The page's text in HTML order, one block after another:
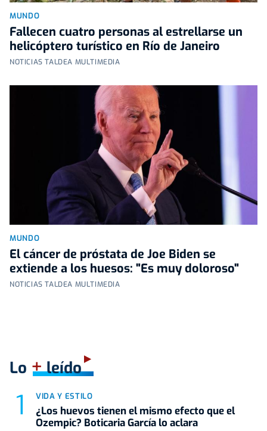
MUNDO
Fallecen cuatro personas al estrellarse un
helicóptero turístico en Río de Janeiro
NOTICIAS TALDEA MULTIMEDIA
MUNDO
El cáncer de próstata de Joe Biden se
extiende a los huesos: "Es muy doloroso"
NOTICIAS TALDEA MULTIMEDIA
Lo +leído
VIDA Y ESTILO
¿Los huevos tienen el mismo efecto que el
Ozempic? Boticaria García lo aclara